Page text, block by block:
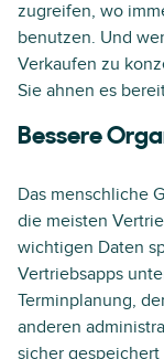
zugreifen, wo
benutzen. Und
Verkaufen zu
Sie ahnen es
Bessere
Das menschliche
die meisten
wichtigen Daten
Vertriebsapps
Terminplanung,
anderen
sicher